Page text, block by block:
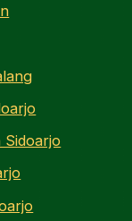
Sidoarjo